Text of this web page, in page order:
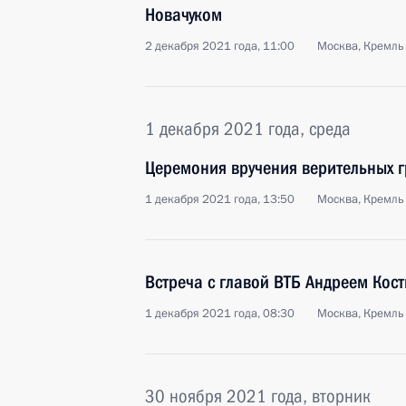
Новачуком
2 декабря 2021 года, 11:00 Москва, Кремль
1 декабря 2021 года, среда
Церемония вручения верительных
1 декабря 2021 года, 13:50 Москва, Кремль
Встреча с главой ВТБ Андреем
1 декабря 2021 года, 08:30 Москва, Кремль
30 ноября 2021 года, вторник